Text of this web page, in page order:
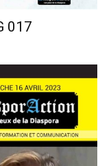
017